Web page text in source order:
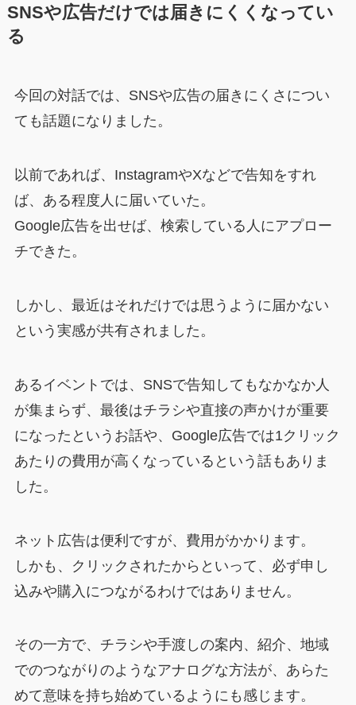
SNSや広告だけでは届きにくくなってい
る
今回の対話では、SNSや広告の届きにくさについ
ても話題になりました。
以前であれば、InstagramやXなどで告知をすれ
ば、ある程度人に届いていた。
Google広告を出せば、検索している人にアプロー
チできた。
しかし、最近はそれだけでは思うように届かない
という実感が共有されました。
あるイベントでは、SNSで告知してもなかなか人
が集まらず、最後はチラシや直接の声かけが重要
になったというお話や、Google広告では1クリック
あたりの費用が高くなっているという話もありま
した。
ネット広告は便利ですが、費用がかかります。
しかも、クリックされたからといって、必ず申し
込みや購入につながるわけではありません。
その一方で、チラシや手渡しの案内、紹介、地域
でのつながりのようなアナログな方法が、あらた
めて意味を持ち始めているようにも感じます。